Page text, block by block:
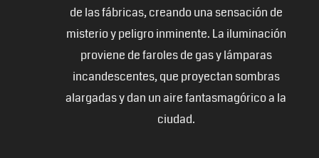
de las fábricas, creando una sensación de
misterio y peligro inminente. La iluminación
proviene de faroles de gas y lámparas
incandescentes, que proyectan sombras
alargadas y dan un aire fantasmagórico a la
ciudad.